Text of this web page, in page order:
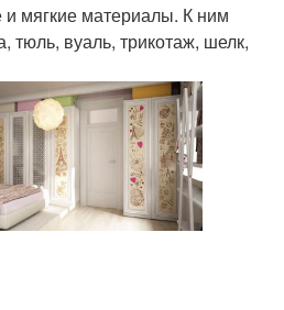
и мягкие материалы. К ним
тюль, вуаль, трикотаж, шелк,